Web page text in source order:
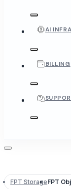
AI
BILLING
FPT StorageFPT